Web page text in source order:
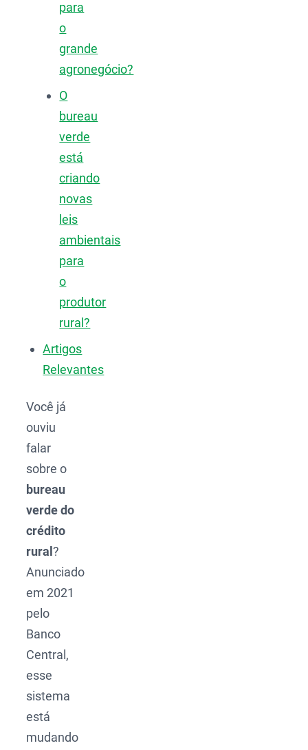
para
o
grande
agronegócio?
O
bureau
verde
está
criando
novas
leis
ambientais
para
o
produtor
rural?
Artigos
Relevantes
Você já
ouviu
falar
sobre o
bureau
verde do
crédito
rural?
Anunciado
em 2021
pelo
Banco
Central,
esse
sistema
está
mudando